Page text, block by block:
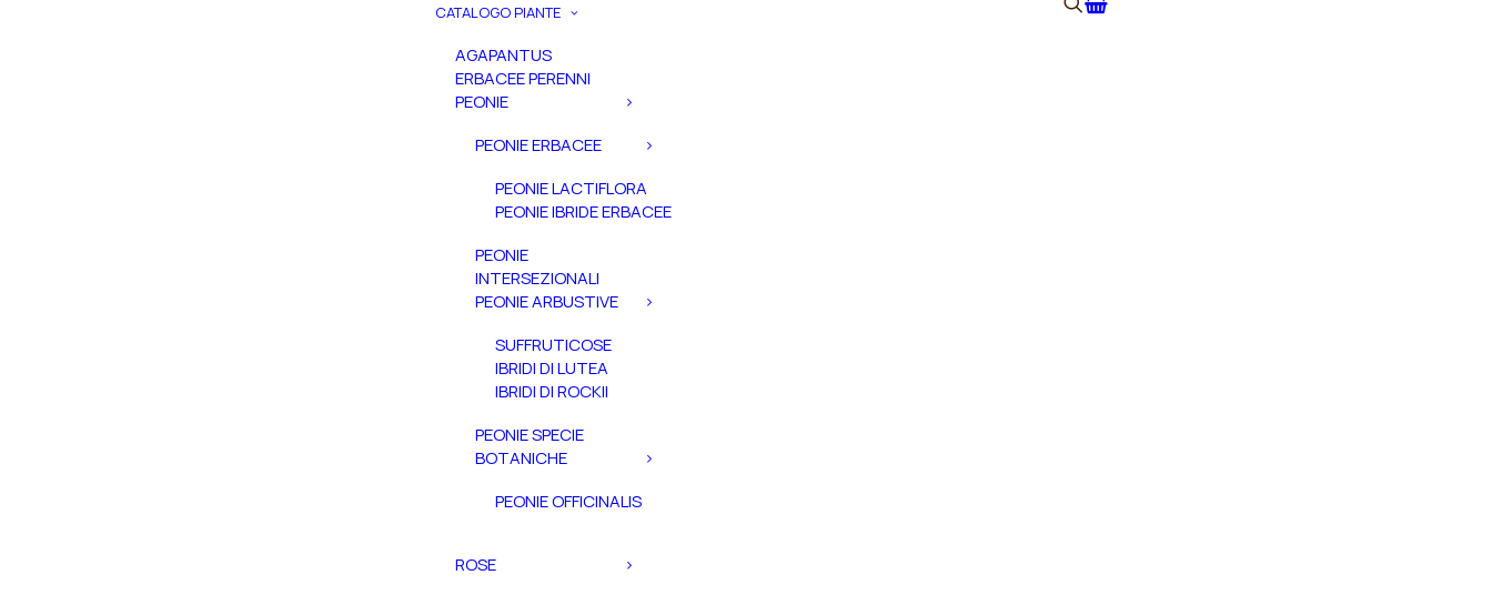
CATALOGO PIANTE
AGAPANTUS
ERBACEE PERENNI
PEONIE
PEONIE ERBACEE
PEONIE LACTIFLORA
PEONIE IBRIDE ERBACEE
PEONIE
INTERSEZIONALI
PEONIE ARBUSTIVE
SUFFRUTICOSE
IBRIDI DI LUTEA
IBRIDI DI ROCKII
PEONIE SPECIE
BOTANICHE
PEONIE OFFICINALIS
ROSE